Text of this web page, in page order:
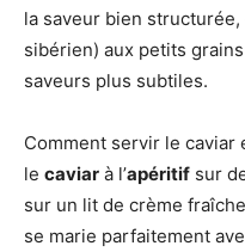
la saveur bien structurée,
sibérien) aux petits
saveurs plus subtiles.
Comment servir le caviar
le caviar à l’apéritif sur
sur un lit de crème
se marie parfaitement